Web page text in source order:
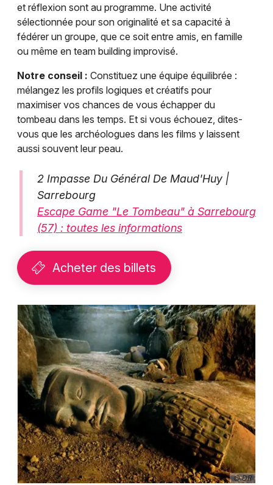
et réflexion sont au programme. Une activité
sélectionnée pour son originalité et sa capacité à
fédérer un groupe, que ce soit entre amis, en famille
ou même en team building improvisé.
Notre conseil : Constituez une équipe équilibrée :
mélangez les profils logiques et créatifs pour
maximiser vos chances de vous échapper du
tombeau dans les temps. Et si vous échouez, dites-
vous que les archéologues dans les films y laissent
aussi souvent leur peau.
2 Impasse Du Général De Maud'Huy |
Sarrebourg
Escape Game "Le Tombeau" à Sarrebourg
(57) : toutes les informations
Acheter des billets
© DR